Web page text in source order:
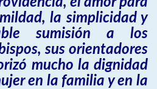
la simplicidad y
sumisión a los
sus orientadores
mucho la dignidad
en la familia y en la